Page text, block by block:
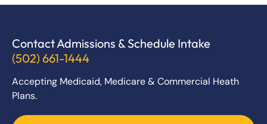
Contact Admissions & Schedule Intake
(502) 661-1444
Accepting Medicaid, Medicare & Commercial Heath
Plans.